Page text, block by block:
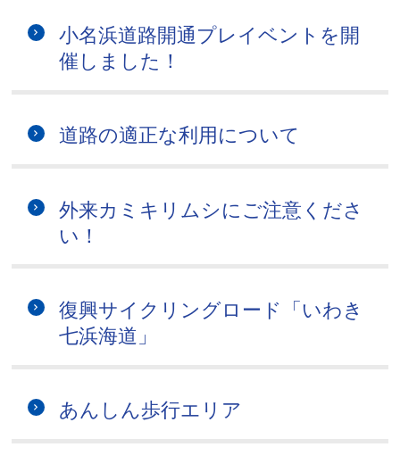
小名浜道路開通プレイベントを開
催しました！
道路の適正な利用について
外来カミキリムシにご注意くださ
い！
復興サイクリングロード「いわき
七浜海道」
あんしん歩行エリア